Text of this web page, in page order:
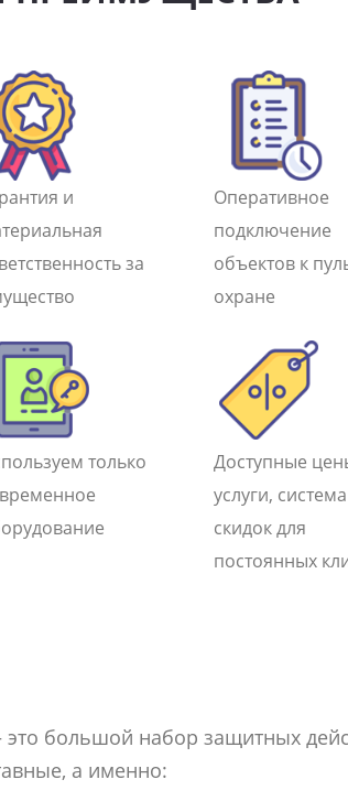
и
за
Оперативное
подключение
объектов к
охране
только
Доступные
услуги, система
скидок для
постоянных
это большой набор защитных
а именно: